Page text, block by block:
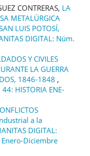
CONTRERAS, LA
METALÚRGICA
LUIS POTOSÍ,
DIGITAL: Núm.
Y CIVILES
LA GUERRA
1846-1848 ,
HISTORIA ENE-
a la
DIGITAL:
Diciembre